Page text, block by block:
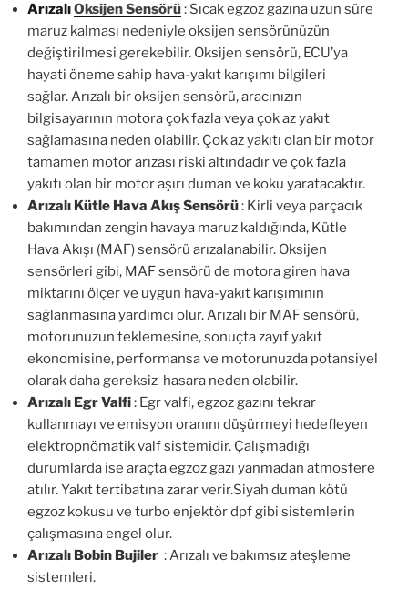
ArızalıOksijen Sensörü: Sıcak egzoz gazına uzun süre
maruz kalması nedeniyle oksijen sensörünüzün
değiştirilmesi gerekebilir. Oksijen sensörü, ECU’ya
hayati öneme sahip hava-yakıt karışımı bilgileri
sağlar. Arızalı bir oksijen sensörü, aracınızın
bilgisayarının motora çok fazla veya çok az yakıt
sağlamasına neden olabilir. Çok az yakıtı olan bir motor
tamamen motor arızası riski altındadır ve çok fazla
yakıtı olan bir motor aşırı duman ve koku yaratacaktır.
Arızalı Kütle Hava Akış Sensörü: Kirli veya parçacık
bakımından zengin havaya maruz kaldığında, Kütle
Hava Akışı (MAF) sensörü arızalanabilir. Oksijen
sensörleri gibi, MAF sensörü de motora giren hava
miktarını ölçer ve uygun hava-yakıt karışımının
sağlanmasına yardımcı olur. Arızalı bir MAF sensörü,
motorunuzun teklemesine, sonuçta zayıf yakıt
ekonomisine, performansa ve motorunuzda potansiyel
olarak daha gereksiz hasara neden olabilir.
Arızalı Egr Valfi: Egr valfi, egzoz gazını tekrar
kullanmayı ve emisyon oranını düşürmeyi hedefleyen
elektropnömatik valf sistemidir. Çalışmadığı
durumlarda ise araçta egzoz gazı yanmadan atmosfere
atılır. Yakıt tertibatına zarar verir.Siyah duman kötü
egzoz kokusu ve turbo enjektör dpf gibi sistemlerin
çalışmasına engel olur.
Arızalı Bobin Bujiler : Arızalı ve bakımsız ateşleme
sistemleri.